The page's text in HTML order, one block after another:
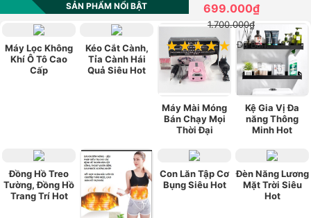
699.000₫
1.700.000₫
★★★★★
★★★★★ Đã Bán: 1193
SẢN PHẨM NỔI BẬT
Máy Lọc Không
Khí Ô Tô Cao
Cấp
Kéo Cắt Cành,
Tỉa Cành Hái
Quả Siêu Hot
Máy Mài Móng
Bán Chạy Mọi
Thời Đại
Kệ Gia Vị Đa
năng Thông
Minh Hot
Đồng Hồ Treo
Tường, Đồng Hồ
Trang Trí Hot
Con Lăn Tập Cơ
Bụng Siêu Hot
Đèn Năng Lương
Mặt Trời Siêu
Hot